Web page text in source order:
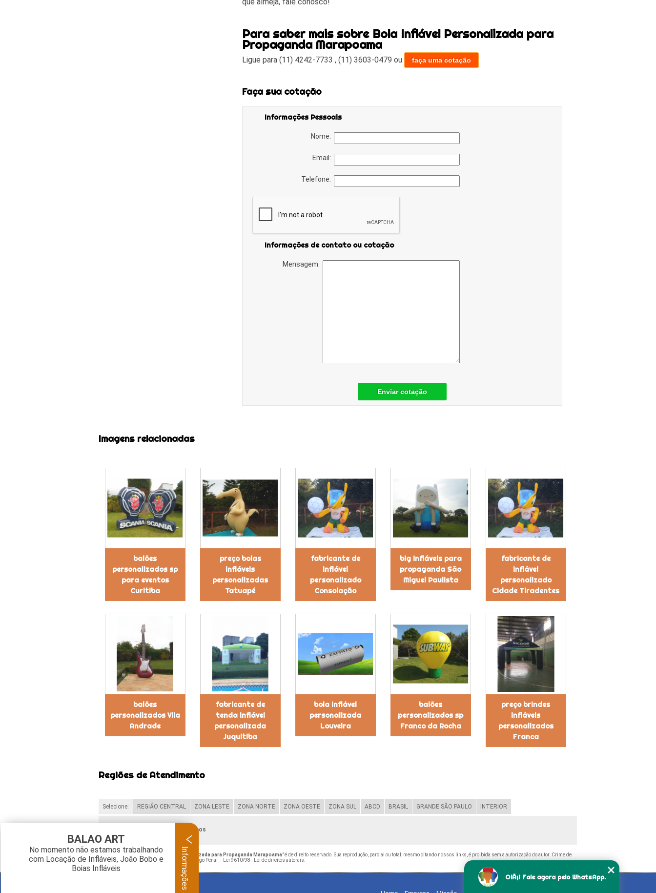
Para saber mais sobre Bola Inflável Personalizada para
Propaganda Marapoama
Ligue para (11) 4242-7733 , (11) 3603-0479 ou faça uma cotação
Faça sua cotação
Informações Pessoais
Nome:
Email:
Telefone:
Informações de contato ou cotação
Mensagem:
Enviar cotação
Imagens relacionadas
balões
personalizados sp
para eventos
Curitiba
preço bolas
infláveis
personalizadas
Tatuapé
fabricante de
inflável
personalizado
Consolação
big infláveis para
propaganda São
Miguel Paulista
fabricante de
inflável
personalizado
Cidade Tiradentes
balões
personalizados Vila
Andrade
fabricante de
tenda inflável
personalizada
Juquitiba
bola inflável
personalizada
Louveira
balões
personalizados sp
Franco da Rocha
preço brindes
infláveis
personalizados
Franca
Regiões de Atendimento
Selecione: REGIÃO CENTRAL ZONA LESTE ZONA NORTE ZONA OESTE ZONA SUL ABCD BRASIL GRANDE SÃO PAULO INTERIOR
Verifique as regiões que atendemos
O conteúdo do texto " Bola Inflável Personalizada para Propaganda Marapoama" é de direito reservado. Sua reprodução, parcial ou total, mesmo citando nossos links, é proibida sem a autorização do autor. Crime de
violação de direito autoral – artigo 184 do Código Penal –
Lei 9610/98 - Lei de direitos autorais
OlÃ¡! Fale agora pelo WhatsApp.
BALAO ART
No momento não estamos trabalhando
com Locação de Infláveis, João Bobo e
Boias Infláveis
Informações